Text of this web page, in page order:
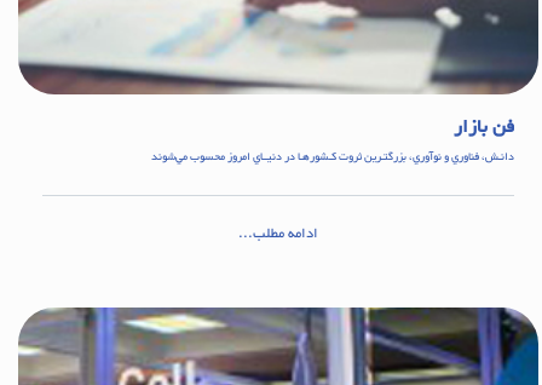
فن بازار
دانـش، فناوري و نوآوري، بزرگتـرين ثروت كـشورهـا در دنيــاي امروز محسوب مي‌شوند
ادامه مطلب...